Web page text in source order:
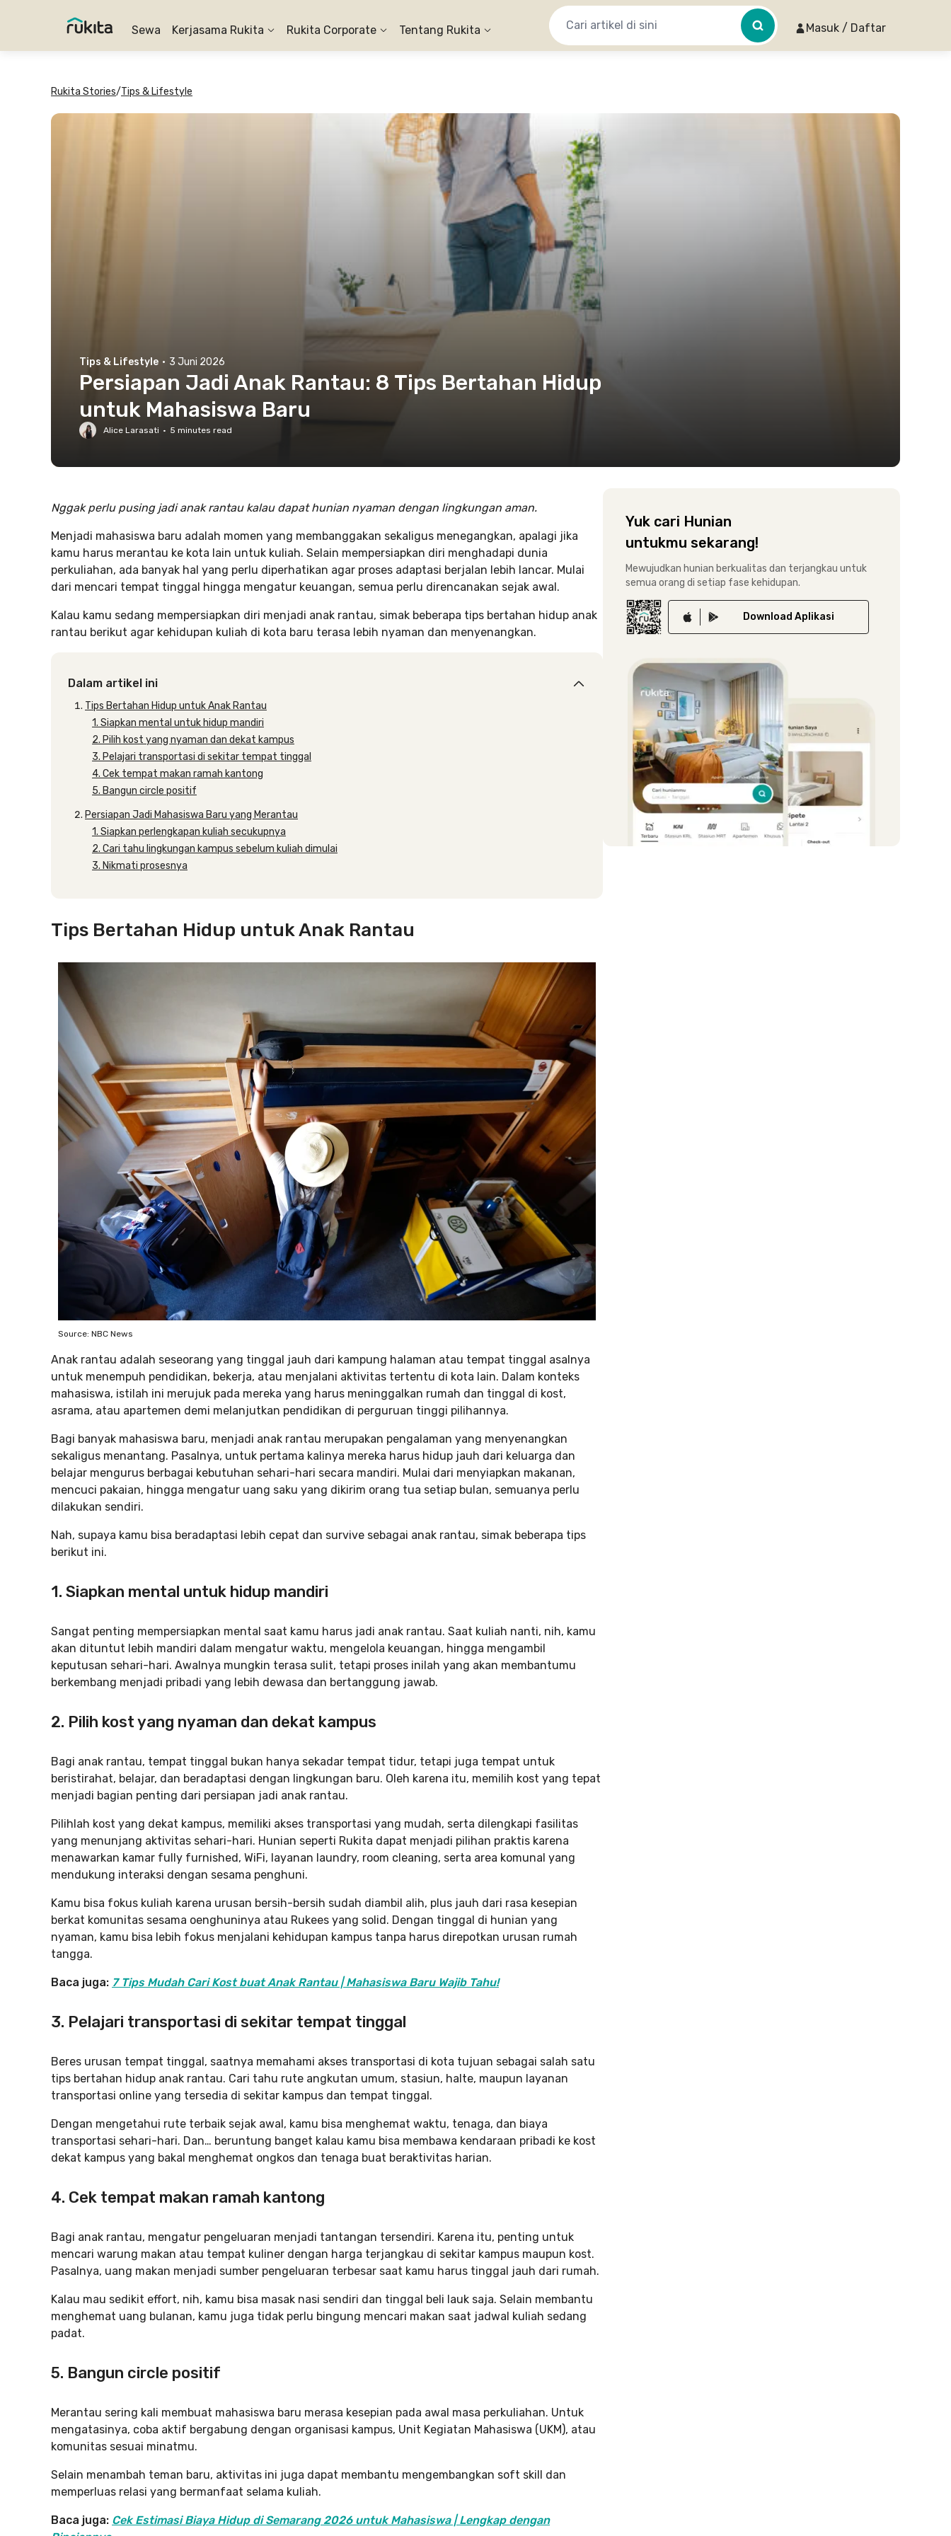
Sewa Kerjasama Rukita Rukita Corporate Tentang Rukita Masuk / Daftar
Rukita Stories/Tips & Lifestyle
Tips & Lifestyle · 3 Juni 2026
Persiapan Jadi Anak Rantau: 8 Tips Bertahan Hidup
untuk Mahasiswa Baru
Alice Larasati · 5 minutes read
Nggak perlu pusing jadi anak rantau kalau dapat hunian nyaman dengan lingkungan aman.
Menjadi mahasiswa baru adalah momen yang membanggakan sekaligus menegangkan, apalagi jika
kamu harus merantau ke kota lain untuk kuliah. Selain mempersiapkan diri menghadapi dunia
perkuliahan, ada banyak hal yang perlu diperhatikan agar proses adaptasi berjalan lebih lancar. Mulai
dari mencari tempat tinggal hingga mengatur keuangan, semua perlu direncanakan sejak awal.
Kalau kamu sedang mempersiapkan diri menjadi anak rantau, simak beberapa tips bertahan hidup anak
rantau berikut agar kehidupan kuliah di kota baru terasa lebih nyaman dan menyenangkan.
Dalam artikel ini
Tips Bertahan Hidup untuk Anak Rantau
1. Siapkan mental untuk hidup mandiri
2. Pilih kost yang nyaman dan dekat kampus
3. Pelajari transportasi di sekitar tempat tinggal
4. Cek tempat makan ramah kantong
5. Bangun circle positif
Persiapan Jadi Mahasiswa Baru yang Merantau
1. Siapkan perlengkapan kuliah secukupnya
2. Cari tahu lingkungan kampus sebelum kuliah dimulai
3. Nikmati prosesnya
Tips Bertahan Hidup untuk Anak Rantau
Source: NBC News
Anak rantau adalah seseorang yang tinggal jauh dari kampung halaman atau tempat tinggal asalnya
untuk menempuh pendidikan, bekerja, atau menjalani aktivitas tertentu di kota lain. Dalam konteks
mahasiswa, istilah ini merujuk pada mereka yang harus meninggalkan rumah dan tinggal di kost,
asrama, atau apartemen demi melanjutkan pendidikan di perguruan tinggi pilihannya.
Bagi banyak mahasiswa baru, menjadi anak rantau merupakan pengalaman yang menyenangkan
sekaligus menantang. Pasalnya, untuk pertama kalinya mereka harus hidup jauh dari keluarga dan
belajar mengurus berbagai kebutuhan sehari-hari secara mandiri. Mulai dari menyiapkan makanan,
mencuci pakaian, hingga mengatur uang saku yang dikirim orang tua setiap bulan, semuanya perlu
dilakukan sendiri.
Nah, supaya kamu bisa beradaptasi lebih cepat dan survive sebagai anak rantau, simak beberapa tips
berikut ini.
1. Siapkan mental untuk hidup mandiri
Sangat penting mempersiapkan mental saat kamu harus jadi anak rantau. Saat kuliah nanti, nih, kamu
akan dituntut lebih mandiri dalam mengatur waktu, mengelola keuangan, hingga mengambil
keputusan sehari-hari. Awalnya mungkin terasa sulit, tetapi proses inilah yang akan membantumu
berkembang menjadi pribadi yang lebih dewasa dan bertanggung jawab.
2. Pilih kost yang nyaman dan dekat kampus
Bagi anak rantau, tempat tinggal bukan hanya sekadar tempat tidur, tetapi juga tempat untuk
beristirahat, belajar, dan beradaptasi dengan lingkungan baru. Oleh karena itu, memilih kost yang tepat
menjadi bagian penting dari persiapan jadi anak rantau.
Pilihlah kost yang dekat kampus, memiliki akses transportasi yang mudah, serta dilengkapi fasilitas
yang menunjang aktivitas sehari-hari. Hunian seperti Rukita dapat menjadi pilihan praktis karena
menawarkan kamar fully furnished, WiFi, layanan laundry, room cleaning, serta area komunal yang
mendukung interaksi dengan sesama penghuni.
Kamu bisa fokus kuliah karena urusan bersih-bersih sudah diambil alih, plus jauh dari rasa kesepian
berkat komunitas sesama oenghuninya atau Rukees yang solid. Dengan tinggal di hunian yang
nyaman, kamu bisa lebih fokus menjalani kehidupan kampus tanpa harus direpotkan urusan rumah
tangga.
Baca juga: 7 Tips Mudah Cari Kost buat Anak Rantau | Mahasiswa Baru Wajib Tahu!
3. Pelajari transportasi di sekitar tempat tinggal
Beres urusan tempat tinggal, saatnya memahami akses transportasi di kota tujuan sebagai salah satu
tips bertahan hidup anak rantau. Cari tahu rute angkutan umum, stasiun, halte, maupun layanan
transportasi online yang tersedia di sekitar kampus dan tempat tinggal.
Dengan mengetahui rute terbaik sejak awal, kamu bisa menghemat waktu, tenaga, dan biaya
transportasi sehari-hari. Dan… beruntung banget kalau kamu bisa membawa kendaraan pribadi ke kost
dekat kampus yang bakal menghemat ongkos dan tenaga buat beraktivitas harian.
4. Cek tempat makan ramah kantong
Bagi anak rantau, mengatur pengeluaran menjadi tantangan tersendiri. Karena itu, penting untuk
mencari warung makan atau tempat kuliner dengan harga terjangkau di sekitar kampus maupun kost.
Pasalnya, uang makan menjadi sumber pengeluaran terbesar saat kamu harus tinggal jauh dari rumah.
Kalau mau sedikit effort, nih, kamu bisa masak nasi sendiri dan tinggal beli lauk saja. Selain membantu
menghemat uang bulanan, kamu juga tidak perlu bingung mencari makan saat jadwal kuliah sedang
padat.
5. Bangun circle positif
Merantau sering kali membuat mahasiswa baru merasa kesepian pada awal masa perkuliahan. Untuk
mengatasinya, coba aktif bergabung dengan organisasi kampus, Unit Kegiatan Mahasiswa (UKM), atau
komunitas sesuai minatmu.
Selain menambah teman baru, aktivitas ini juga dapat membantu mengembangkan soft skill dan
memperluas relasi yang bermanfaat selama kuliah.
Baca juga: Cek Estimasi Biaya Hidup di Semarang 2026 untuk Mahasiswa | Lengkap dengan
Yuk cari Hunian
untukmu sekarang!
Mewujudkan hunian berkualitas dan terjangkau untuk
semua orang di setiap fase kehidupan.
Download Aplikasi